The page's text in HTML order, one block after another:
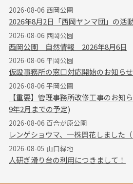
2026-08-06 西岡公園
2026年8月2日「西岡ヤンマ団」の活
2026-08-06 西岡公園
西岡公園 自然情報 2026年8月6日
2026-08-06 平岡公園
仮設事務所の窓口対応開始のお知らせ
2026-08-06 平岡公園
【重要】管理事務所改修工事のお知
9年2月までの予定)
2026-08-06 百合が原公園
レンゲショウマ、一株開花しました（
2026-08-05 山口緑地
人研ぎ滑り台の利用につきまして！